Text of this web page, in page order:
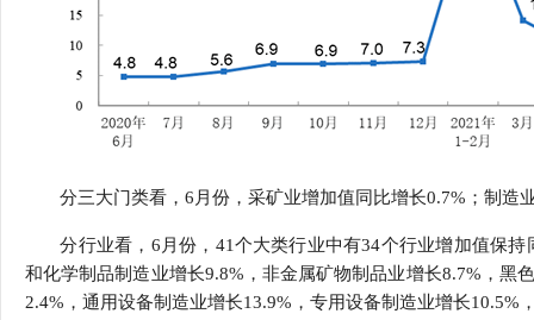
分三大门类看，6月份，采矿业增加值同比增长0.7%；制造
分行业看，6月份，41个大类行业中有34个行业增加值保
和化学制品制造业增长9.8%，非金属矿物制品业增长8.7%，黑
2.4%，通用设备制造业增长13.9%，专用设备制造业增长